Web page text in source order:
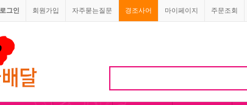
주문조회
마이페이지
경조사어
자주묻는질문
회원가입
로그인
010-5110-4090